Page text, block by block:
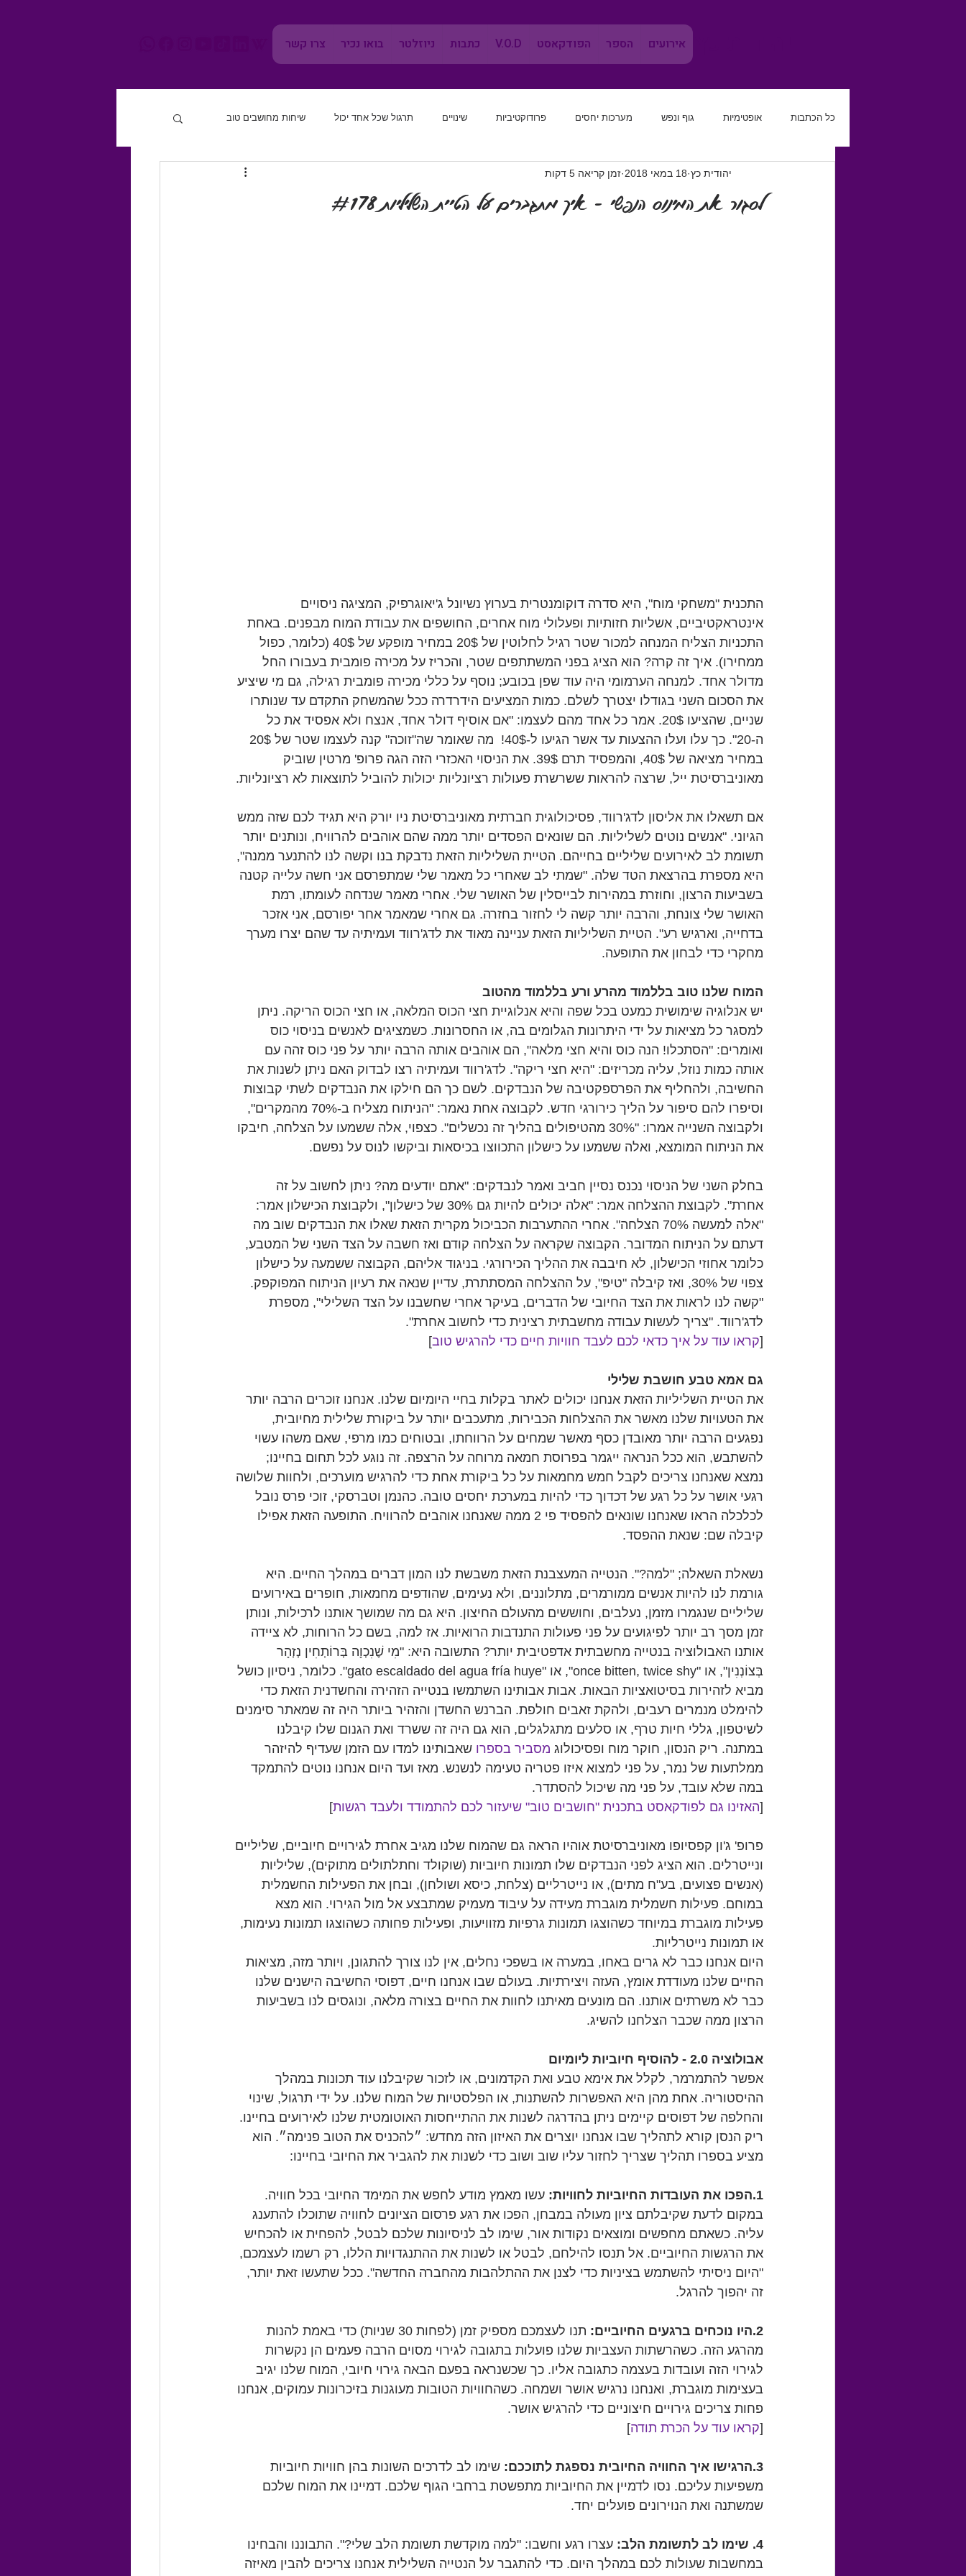
אירועים הספר הפודקאסט V.O.D כתבות ניוזלטר בואו נכיר צרו קשר
כל הכתבות אופטימיות גוף ונפש מערכות יחסים פרודוקטיביות שינויים תרגול שכל אחד יכול שיחות מחושבים טוב
להגביר את הטוב מערכות יחסים
לסגור את המינוס הנפשי - איך מתגברים על הטיית השליליות #178
יהודית כץ 18 במאי 2018 זמן קריאה 5 דקות
התכנית "משחקי מוח", היא סדרה דוקומנטרית בערוץ נשיונל ג'יאוגרפיק, המציגה ניסויים
אינטראקטיביים, אשליות חזותיות ופעלולי מוח אחרים, החושפים את עבודת המוח מבפנים. באחת
התכניות הצליח המנחה למכור שטר רגיל לחלוטין של 20$ במחיר מופקע של 40$ (כלומר, כפול
ממחירו). איך זה קרה? הוא הציג בפני המשתתפים שטר, והכריז על מכירה פומבית בעבורו החל
מדולר אחד. למנחה הערמומי היה עוד שפן בכובע; נוסף על כללי מכירה פומבית רגילה, גם מי שיציע
את הסכום השני בגודלו יצטרך לשלם. כמות המציעים הידרדרה ככל שהמשחק התקדם עד שנותרו
שניים, שהציעו 20$. אמר כל אחד מהם לעצמו: "אם אוסיף דולר אחד, אנצח ולא אפסיד את כל
במחיר מציאה של 40$, והמפסיד תרם 39$. את הניסוי האכזרי הזה הגה פרופ' מרטין שוביק
מאוניברסיטת ייל, שרצה להראות ששרשרת פעולות רציונליות יכולות להוביל לתוצאות לא רציונליות.
אם תשאלו את אליסון לדג'רווד, פסיכולוגית חברתית מאוניברסיטת ניו יורק היא תגיד לכם שזה ממש
הגיוני. "אנשים נוטים לשליליות. הם שונאים הפסדים יותר ממה שהם אוהבים להרוויח, ונותנים יותר
תשומת לב לאירועים שליליים בחייהם. הטיית השליליות הזאת נדבקת בנו וקשה לנו להתנער ממנה",
היא מספרת בהרצאת הטד שלה. "שמתי לב שאחרי כל מאמר שלי שמתפרסם אני חשה עלייה קטנה
בשביעות הרצון, וחוזרת במהירות לבייסלין של האושר שלי. אחרי מאמר שנדחה לעומתו, רמת
האושר שלי צונחת, והרבה יותר קשה לי לחזור בחזרה. גם אחרי שמאמר אחר יפורסם, אני אזכר
בדחייה, וארגיש רע". הטיית השליליות הזאת עניינה מאוד את לדג'רווד ועמיתיה עד שהם יצרו מערך
מחקרי כדי לבחון את התופעה.
המוח שלנו טוב בללמוד מהרע ורע בללמוד מהטוב
יש אנלוגיה שימושית כמעט בכל שפה והיא אנלוגיית חצי הכוס המלאה, או חצי הכוס הריקה. ניתן
למסגר כל מציאות על ידי היתרונות הגלומים בה, או החסרונות. כשמציגים לאנשים בניסוי כוס
ואומרים: "הסתכלו! הנה כוס והיא חצי מלאה", הם אוהבים אותה הרבה יותר על פני כוס זהה עם
אותה כמות נוזל, עליה מכריזים: "היא חצי ריקה". לדג'רווד ועמיתיה רצו לבדוק האם ניתן לשנות את
החשיבה, ולהחליף את הפרספקטיבה של הנבדקים. לשם כך הם חילקו את הנבדקים לשתי קבוצות
וסיפרו להם סיפור על הליך כירורגי חדש. לקבוצה אחת נאמר: "הניתוח מצליח ב-70% מהמקרים",
ולקבוצה השנייה אמרו: "30% מהטיפולים בהליך זה נכשלים". כצפוי, אלה ששמעו על הצלחה, חיבקו
את הניתוח המומצא, ואלה ששמעו על כישלון התכווצו בכיסאות וביקשו לנוס על נפשם.
בחלק השני של הניסוי נכנס נסיין חביב ואמר לנבדקים: "אתם יודעים מה? ניתן לחשוב על זה
אחרת". לקבוצת ההצלחה אמר: "אלה יכולים להיות גם 30% של כישלון", ולקבוצת הכישלון אמר:
"אלה למעשה 70% הצלחה". אחרי ההתערבות הכביכול מקרית הזאת שאלו את הנבדקים שוב מה
דעתם על הניתוח המדובר. הקבוצה שקראה על הצלחה קודם ואז חשבה על הצד השני של המטבע,
כלומר אחוזי הכישלון, לא חיבבה את ההליך הכירורגי. בניגוד אליהם, הקבוצה ששמעה על כישלון
צפוי של 30%, ואז קיבלה "טיפ", על ההצלחה המסתתרת, עדיין שנאה את רעיון הניתוח המפוקפק.
"קשה לנו לראות את הצד החיובי של הדברים, בעיקר אחרי שחשבנו על הצד השלילי", מספרת
לדג'רווד. "צריך לעשות עבודה מחשבתית רצינית כדי לחשוב אחרת".
[קראו עוד על איך כדאי לכם לעבד חוויות חיים כדי להרגיש טוב]
גם אמא טבע חושבת שלילי
את הטיית השליליות הזאת אנחנו יכולים לאתר בקלות בחיי היומיום שלנו. אנחנו זוכרים הרבה יותר
את הטעויות שלנו מאשר את ההצלחות הכבירות, מתעכבים יותר על ביקורת שלילית מחיובית,
נפגעים הרבה יותר מאובדן כסף מאשר שמחים על הרווחתו, ובטוחים כמו מרפי, שאם משהו עשוי
להשתבש, הוא ככל הנראה ייגמר בפרוסת חמאה מרוחה על הרצפה. זה נוגע לכל תחום בחיינו;
נמצא שאנחנו צריכים לקבל חמש מחמאות על כל ביקורת אחת כדי להרגיש מוערכים, ולחוות שלושה
רגעי אושר על כל רגע של דכדוך כדי להיות במערכת יחסים טובה. כהנמן וטברסקי, זוכי פרס נובל
לכלכלה הראו שאנחנו שונאים להפסיד פי 2 ממה שאנחנו אוהבים להרוויח. התופעה הזאת אפילו
קיבלה שם: שנאת ההפסד.
נשאלת השאלה; "למה?". הנטייה המעצבנת הזאת משבשת לנו המון דברים במהלך החיים. היא
גורמת לנו להיות אנשים ממורמרים, מתלוננים, ולא נעימים, שהודפים מחמאות, חופרים באירועים
שליליים שנגמרו מזמן, נעלבים, וחוששים מהעולם החיצון. היא גם מה שמושך אותנו לרכילות, ונותן
זמן מסך רב יותר לפיגועים על פני פעולות התנדבות הרואיות. אז למה, בשם כל הרוחות, לא ציידה
אותנו האבולוציה בנטייה מחשבתית אדפטיבית יותר? התשובה היא: "מִי שֶׁנִכְוָה בְּרוֹתְחִין נְזְהָר
בְּצוֹנְנִין", או "once bitten, twice shy‏‏‏‏", או "gato escaldado del agua fría huye‏‏‏‏". כלומר, ניסיון כושל
מביא לזהירות בסיטואציות הבאות. אבות אבותינו השתמשו בנטייה הזהירה והחשדנית הזאת כדי
להימלט מנמרים רעבים, ולהקת זאבים חולפת. הברנש החשדן והזהיר ביותר היה זה שמאתר סימנים
לשיטפון, גללי חיות טרף, או סלעים מתגלגלים, הוא גם היה זה ששרד ואת הגנום שלו קיבלנו
במתנה. ריק הנסון, חוקר מוח ופסיכולוג מסביר בספרו שאבותינו למדו עם הזמן שעדיף להיזהר
ממלתעות של נמר, על פני למצוא איזו פטריה טעימה לנשנש. מאז ועד היום אנחנו נוטים להתמקד
במה שלא עובד, על פני מה שיכול להסתדר.
[האזינו גם לפודקאסט בתכנית "חושבים טוב" שיעזור לכם להתמודד ולעבד רגשות]
פרופ' ג'ון קפסיופו מאוניברסיטת אוהיו הראה גם שהמוח שלנו מגיב אחרת לגירויים חיוביים, שליליים
ונייטרלים. הוא הציג לפני הנבדקים שלו תמונות חיוביות (שוקולד וחתלתולים מתוקים), שליליות
(אנשים פצועים, בע"ח מתים), או נייטרליים (צלחת, כיסא ושולחן), ובחן את הפעילות החשמלית
במוחם. פעילות חשמלית מוגברת מעידה על עיבוד מעמיק שמתבצע אל מול הגירוי. הוא מצא
פעילות מוגברת במיוחד כשהוצגו תמונות גרפיות מזוויעות, ופעילות פחותה כשהוצגו תמונות נעימות,
או תמונות נייטרליות.
היום אנחנו כבר לא גרים באחו, במערה או בשפכי נחלים, אין לנו צורך להתגונן, ויותר מזה, מציאות
החיים שלנו מעודדת אומץ, העזה ויצירתיות. בעולם שבו אנחנו חיים, דפוסי החשיבה הישנים שלנו
כבר לא משרתים אותנו. הם מונעים מאיתנו לחוות את החיים בצורה מלאה, ונוגסים לנו בשביעות
הרצון ממה שכבר הצלחנו להשיג.
אבולוציה 2.0 - להוסיף חיוביות ליומיום
אפשר להתמרמר, לקלל את אימא טבע ואת הקדמונים, או לזכור שקיבלנו עוד תכונות במהלך
ההיסטוריה. אחת מהן היא האפשרות להשתנות, או הפלסטיות של המוח שלנו. על ידי תרגול, שינוי
והחלפה של דפוסים קיימים ניתן בהדרגה לשנות את ההתייחסות האוטומטית שלנו לאירועים בחיינו.
ריק הנסן קורא לתהליך שבו אנחנו יוצרים את האיזון הזה מחדש: ״להכניס את הטוב פנימה״. הוא
מציע בספרו תהליך שצריך לחזור עליו שוב ושוב כדי לשנות את להגביר את החיובי בחיינו:
1.הפכו את העובדות החיוביות לחוויות:
עשו מאמץ מודע לחפש את המימד החיובי בכל חוויה.
במקום לדעת שקיבלתם ציון מעולה במבחן, הפכו את רגע פרסום הציונים לחוויה שתוכלו להתענג
עליה. כשאתם מחפשים ומוצאים נקודות אור, שימו לב לניסיונות שלכם לבטל, להפחית או להכחיש
את הרגשות החיוביים. אל תנסו להילחם, לבטל או לשנות את ההתנגדויות הללו, רק רשמו לעצמכם,
"היום ניסיתי להשתמש בציניות כדי לצנן את ההתלהבות מהחברה החדשה". ככל שתעשו זאת יותר,
זה יהפוך להרגל.
2.היו נוכחים ברגעים החיוביים:
תנו לעצמכם מספיק זמן (לפחות 30 שניות) כדי באמת להנות
מהרגע הזה. כשהרשתות העצביות שלנו פועלות בתגובה לגירוי מסוים הרבה פעמים הן נקשרות
לגירוי הזה ועובדות בעצמה כתגובה אליו. כך שכשנראה בפעם הבאה גירוי חיובי, המוח שלנו יגיב
בעצימות מוגברת, ואנחנו נרגיש אושר ושמחה. כשהחוויות הטובות מעוגנות בזיכרונות עמוקים, אנחנו
פחות צריכים גירויים חיצוניים כדי להרגיש אושר.
[קראו עוד על הכרת תודה]
3.הרגישו איך החוויה החיובית נספגת לתוככם:
שימו לב לדרכים השונות בהן חוויות חיוביות
משפיעות עליכם. נסו לדמיין את החיוביות מתפשטת ברחבי הגוף שלכם. דמיינו את המוח שלכם
שמשתנה ואת הנוירונים פועלים יחד.
4. שימו לב לתשומת הלב:
עצרו רגע וחשבו: "למה מוקדשת תשומת הלב שלי?". התבוננו והבחינו
במחשבות שעולות לכם במהלך היום. כדי להתגבר על הנטייה השלילית אנחנו צריכים להבין מאיזה